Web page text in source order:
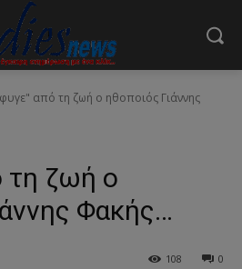
από τη ζωή ο ηθοποιός Γιάννης
τη ζωή ο
Φακής…
0
108